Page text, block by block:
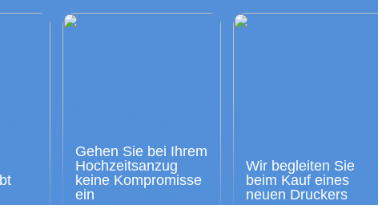
Gehen Sie bei Ihrem
Hochzeitsanzug
keine Kompromisse
ein
Wir begleiten Sie
beim Kauf eines
neuen Druckers